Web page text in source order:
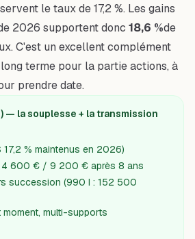
le taux de 17,2 %. Les gains
2026 supportent donc 18,6 %de
C'est un excellent complément
terme pour la partie actions, à
prendre date.
— la souplesse + la transmission
17,2 % maintenus en 2026)
4 600 € / 9 200 € après 8 ans
succession (990 I : 152 500
multi-supports